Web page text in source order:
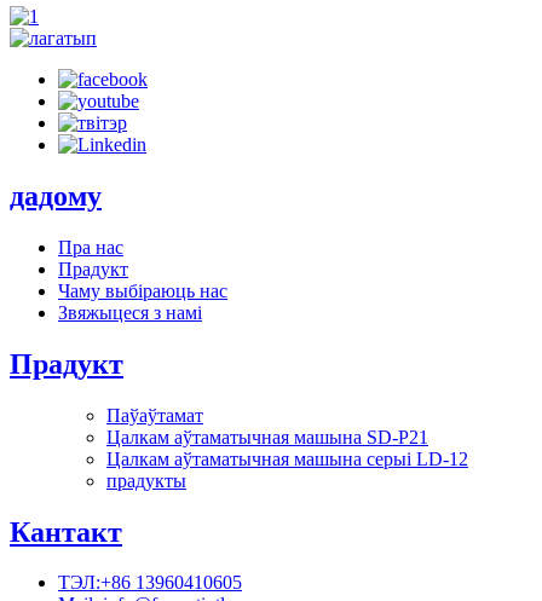
дадому
Пра нас
Прадукт
Чаму выбіраюць нас
Звяжыцеся з намі
Прадукт
Паўаўтамат
Цалкам аўтаматычная машына SD-P21
Цалкам аўтаматычная машына серыі LD-12
прадукты
Кантакт
ТЭЛ:+86 13960410605